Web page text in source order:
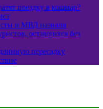
поездку в кошмар?
и МВД назвали
оставшихся без
пересадку